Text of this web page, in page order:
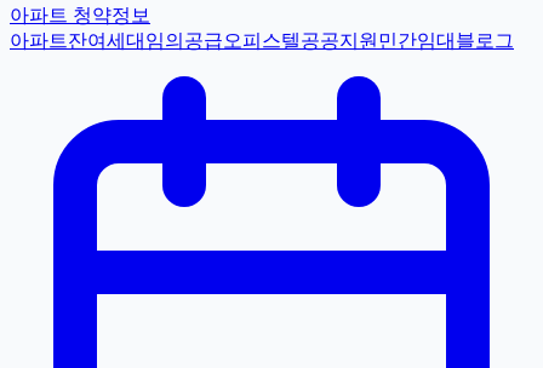
아파트 청약정보
아파트잔여세대 임의공급오피스텔공공지원민간임대 블로그